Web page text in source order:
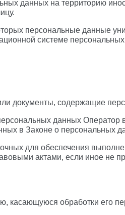
данных на территорию
персональные данные
системе
документы, содержащие
данных
в Законе о персональных
для обеспечения
актами, если иное не
касающуюся обработки его